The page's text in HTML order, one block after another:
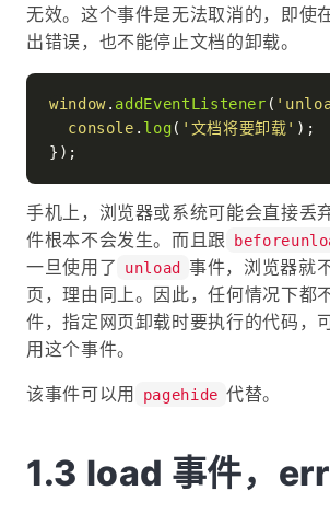
无效。这个事件是无法取消的，即使
出错误，也不能停止文档的卸载。
window. addEventListener (
console . log( '文档将要卸载' );
手机上，浏览器或系统可能会直接丢
件根本不会发生。而且跟
一旦使用了
unload
事件，浏览器就
页，理由同上。因此，任何情况下都
件，指定网页卸载时要执行的代码，
用这个事件。
该事件可以用 pagehide 代替。
load 事件，